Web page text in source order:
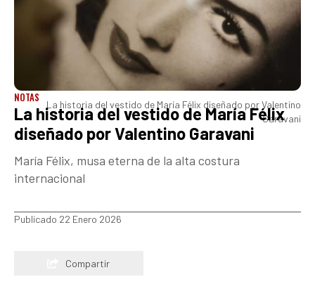
La historia del vestido de María Félix diseñado por Valentino
Garavani
NOTAS
La historia del vestido de María Félix
diseñado por Valentino Garavani
María Félix, musa eterna de la alta costura
internacional
Publicado 22 Enero 2026
Compartir